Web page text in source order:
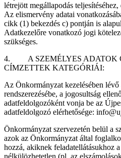
létrejött megállapodás
Az elismervény adatai
cikk (1) bekezdés c) pontján is
Adatkezelőre vonatkozó jogi
szükséges.
4. A SZEMÉLYES ADATOK
CÍMZETTEK KATEGÓRIÁI:
Az Önkormányzat kezelésében lévő
rendszerezésébe, a jogosultság
adatfeldolgozóként vonja be az
adatfeldolgozó elérhetősége:
Önkormányzat szervezetén belül a
azok az Önkormányzat által
hozzá, akiknek feladatellátásukhoz
nélkülözhetetlen (pl, az